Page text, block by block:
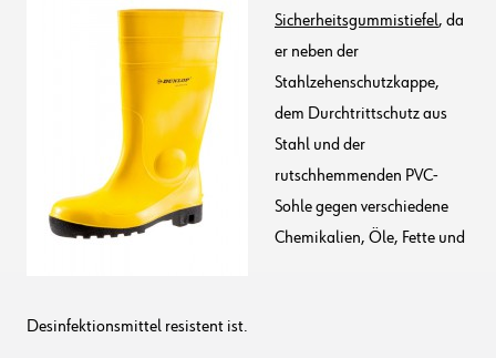
Sicherheitsgummistiefel, da
er neben der
Stahlzehenschutzkappe,
dem Durchtrittschutz aus
Stahl und der
rutschhemmenden PVC-
Sohle gegen verschiedene
Chemikalien, Öle, Fette und
Desinfektionsmittel resistent ist.